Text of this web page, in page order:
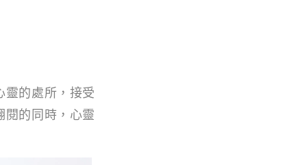
的處所，接受
的同時，心靈